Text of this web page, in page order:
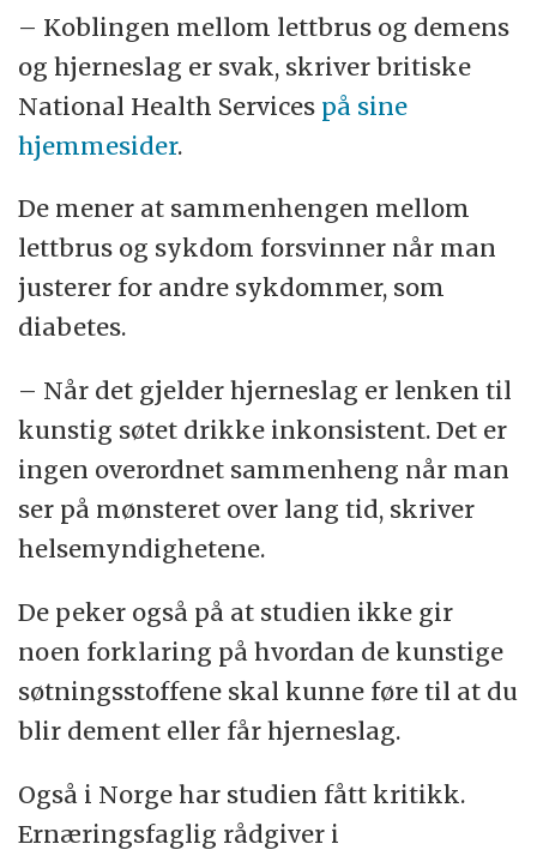
– Koblingen mellom lettbrus og demens
og hjerneslag er svak, skriver britiske
National Health Services på sine
hjemmesider.
De mener at sammenhengen mellom
lettbrus og sykdom forsvinner når man
justerer for andre sykdommer, som
diabetes.
– Når det gjelder hjerneslag er lenken til
kunstig søtet drikke inkonsistent. Det er
ingen overordnet sammenheng når man
ser på mønsteret over lang tid, skriver
helsemyndighetene.
De peker også på at studien ikke gir
noen forklaring på hvordan de kunstige
søtningsstoffene skal kunne føre til at du
blir dement eller får hjerneslag.
Også i Norge har studien fått kritikk.
Ernæringsfaglig rådgiver i